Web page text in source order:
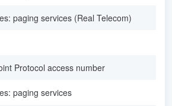
paging services (Real Telecom)
Protocol access number
paging services